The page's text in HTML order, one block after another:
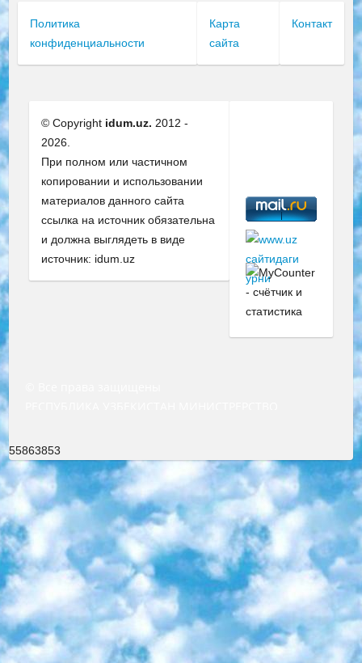
Политика
конфиденциальности
Карта
сайта
Контакт
© Copyright idum.uz. 2012 -
2026.
При полном или частичном
копировании и использовании
материалов данного сайта
ссылка на источник обязательна
и должна выглядеть в виде
источник: idum.uz
55863853